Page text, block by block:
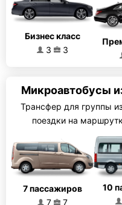
Бизнес класс
3
3
Микроавтобусы
Трансфер для группы
поездки на
7 пассажиров
7
7
10